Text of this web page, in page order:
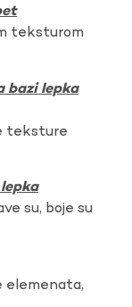
teksturom
bazi lepka
teksture
su, boje su
elemenata,